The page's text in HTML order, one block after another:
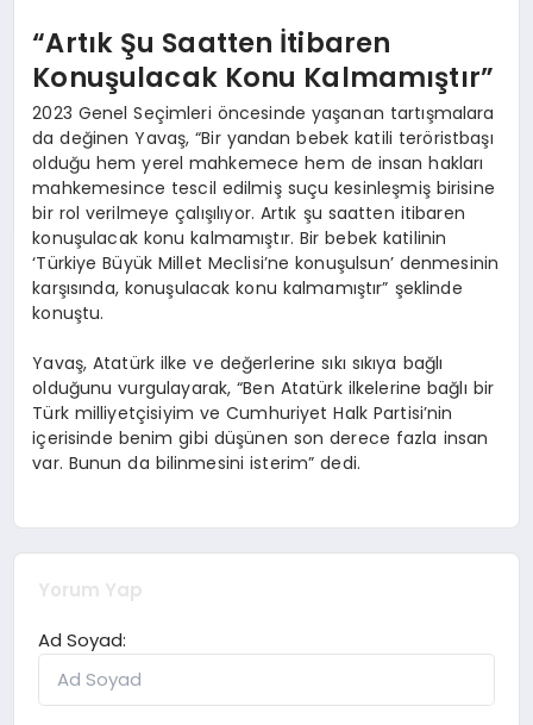
“Artık Şu Saatten İtibaren
Konuşulacak Konu Kalmamıştır”
2023 Genel Seçimleri öncesinde yaşanan tartışmalara
da değinen Yavaş, “Bir yandan bebek katili teröristbaşı
olduğu hem yerel mahkemece hem de insan hakları
mahkemesince tescil edilmiş suçu kesinleşmiş birisine
bir rol verilmeye çalışılıyor. Artık şu saatten itibaren
konuşulacak konu kalmamıştır. Bir bebek katilinin
‘Türkiye Büyük Millet Meclisi’ne konuşulsun’ denmesinin
karşısında, konuşulacak konu kalmamıştır” şeklinde
konuştu.
Yavaş, Atatürk ilke ve değerlerine sıkı sıkıya bağlı
olduğunu vurgulayarak, “Ben Atatürk ilkelerine bağlı bir
Türk milliyetçisiyim ve Cumhuriyet Halk Partisi’nin
içerisinde benim gibi düşünen son derece fazla insan
var. Bunun da bilinmesini isterim” dedi.
Yorum Yap
Ad Soyad: